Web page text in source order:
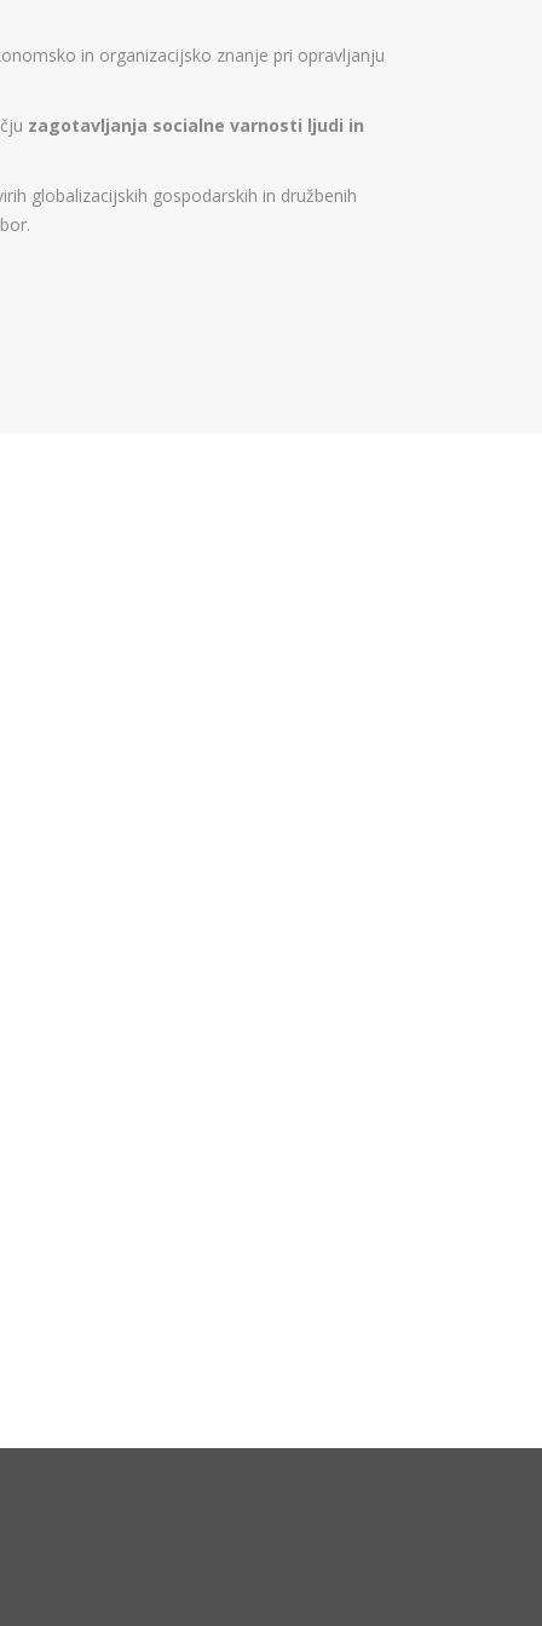
in organizacijsko znanje pri opravljanju
zagotavljanja socialne varnosti ljudi in
globalizacijskih gospodarskih in družbenih